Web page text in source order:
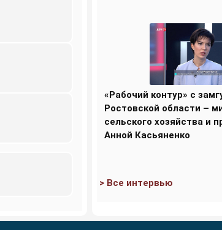
«Рабочий контур» с
Ростовской области –
сельского хозяйства и
Анной Касьяненко
> Все интервью